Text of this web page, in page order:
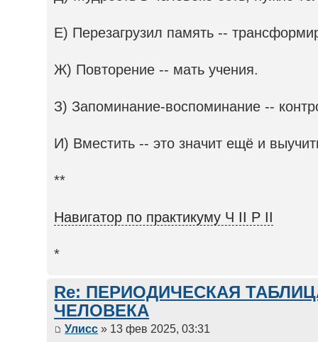
Е) Перезагрузил память --
Ж) Повторение -- мать учения.
З) Запоминание-воспоминание --
И) Вместить -- это значит ещё и
**
Навигатор по практикуму Ч II Р II
*
Re: ПЕРИОДИЧЕСКАЯ
ЧЕЛОВЕКА
Улисс » 13 фев 2025, 03:31